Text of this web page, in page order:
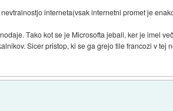
interneta(vsak internetni promet je
Tako kot se je Microsofta jebali, ker je imel
Sicer pristop, ki se ga grejo tile francozi v tej